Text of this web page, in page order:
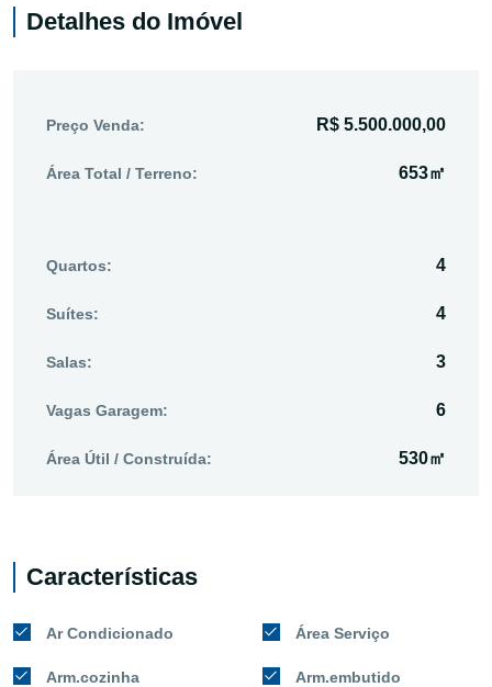
Detalhes do Imóvel
Preço Venda: R$ 5.500.000,00
Área Total / Terreno: 653㎡
Quartos: 4
Suítes: 4
Salas: 3
Vagas Garagem: 6
Área Útil / Construída: 530㎡
Características
Ar Condicionado Área Serviço
Arm.cozinha Arm.embutido